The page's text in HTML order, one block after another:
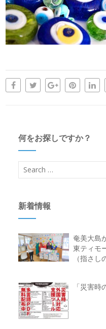
何をお探しですか？
新着情報
奄美大島
東ティモ
（指さし
「災害